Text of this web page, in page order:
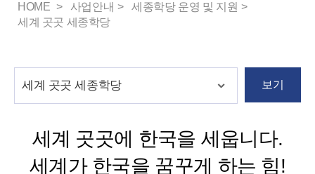
HOME 사업안내
세종학당 운영 및 지원
세계 곳곳 세종학당
보기
세계 곳곳에 한국을 세웁니다.
세계가 한국을 꿈꾸게 하는 힘!